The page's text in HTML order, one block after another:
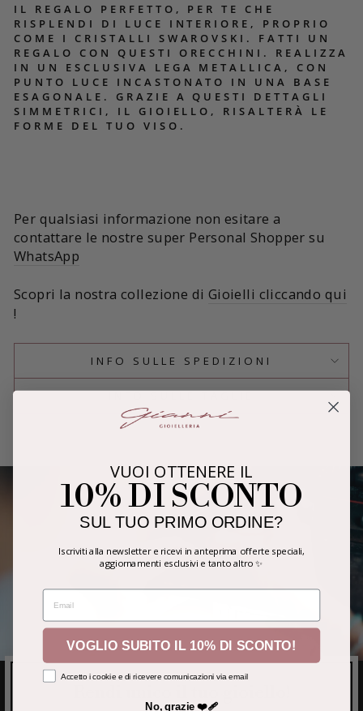
IL REGALO PERFETTO, PER TE CHE
RISPLENDI DI LUCE INTERIORE, PROPRIO
COME I CRISTALLI SWAROVSKI. FATTI UN
REGALO CON QUESTI ORECCHINI. REALIZZA
IN UN ESCLUSIVA LEGA METALLICA, CON
PUNTO LUCE INCASTONATO IN UNA BASE
ESAGONALE. GRAZIE A QUESTI DETTAGLI
SIMMETRICI, IL GIOIELLO, RISALTERÀ LE
FORME DEL TUO VISO.
Per qualsiasi informazione non esitare a
contattare le nostre super Personal Shopper su
WhatsApp
Scopri la nostra collezione di Gioielli cliccando qui
!
INFO SULLE SPEDIZIONI
INFO SULLE TAGLIE
VUOI OTTENERE IL
10% DI SCONTO
SUL TUO PRIMO ORDINE?
Iscriviti alla newsletter e ricevi in anteprima offerte speciali,
aggiornamenti esclusivi e tanto altro ✨
EMAIL
VOGLIO SUBITO IL 10% DI SCONTO!
Accetto i cookie e di ricevere comunicazioni via email
No, grazie ❤️‍🩹